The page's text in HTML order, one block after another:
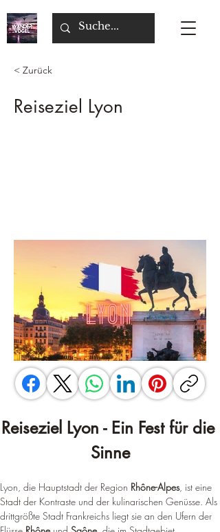
< Zurück
Reiseziel Lyon
Reiseziel Lyon - Ein Fest für die
Sinne
Lyon, die Hauptstadt der Region Rhône-Alpes, ist eine
Stadt der Kontraste und der kulinarischen Genüsse. Als
drittgrößte Stadt Frankreichs liegt sie an den Ufern der